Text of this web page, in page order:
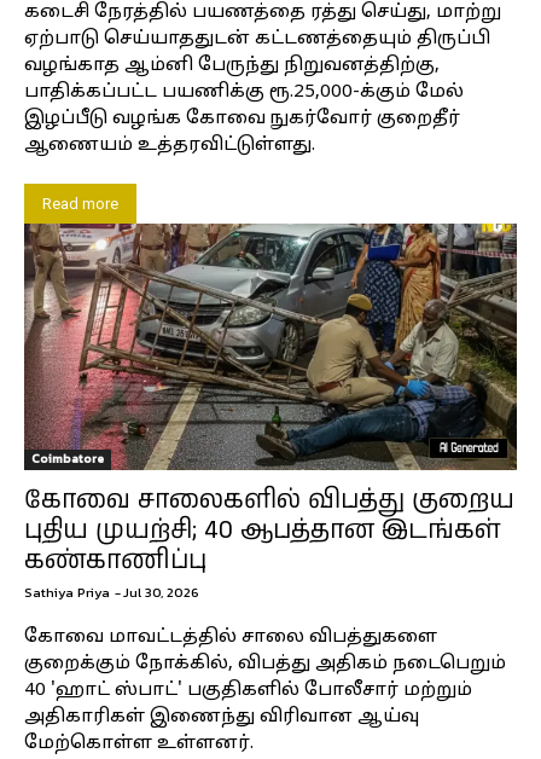
கடைசி நேரத்தில் பயணத்தை ரத்து செய்து, மாற்று
ஏற்பாடு செய்யாததுடன் கட்டணத்தையும் திருப்பி
வழங்காத ஆம்னி பேருந்து நிறுவனத்திற்கு,
பாதிக்கப்பட்ட பயணிக்கு ரூ.25,000-க்கும் மேல்
இழப்பீடு வழங்க கோவை நுகர்வோர் குறைதீர்
ஆணையம் உத்தரவிட்டுள்ளது.
Read more
Coimbatore
கோவை சாலைகளில் விபத்து குறைய
புதிய முயற்சி; 40 ஆபத்தான இடங்கள்
கண்காணிப்பு
Sathiya Priya -Jul 30, 2026
கோவை மாவட்டத்தில் சாலை விபத்துகளை
குறைக்கும் நோக்கில், விபத்து அதிகம் நடைபெறும்
40 'ஹாட் ஸ்பாட்' பகுதிகளில் போலீசார் மற்றும்
அதிகாரிகள் இணைந்து விரிவான ஆய்வு
மேற்கொள்ள உள்ளனர்.